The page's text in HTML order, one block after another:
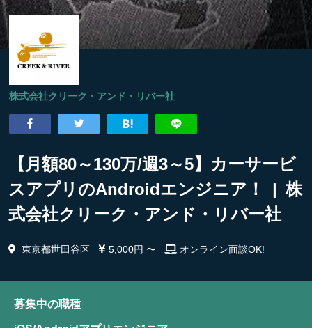
株式会社クリーク・アンド・リバー社
【月額80～130万/週3～5】カーサービ
スアプリのAndroidエンジニア！ | 株
式会社クリーク・アンド・リバー社
東京都世田谷区 5,000円 〜 オンライン面談OK!
募集中の職種